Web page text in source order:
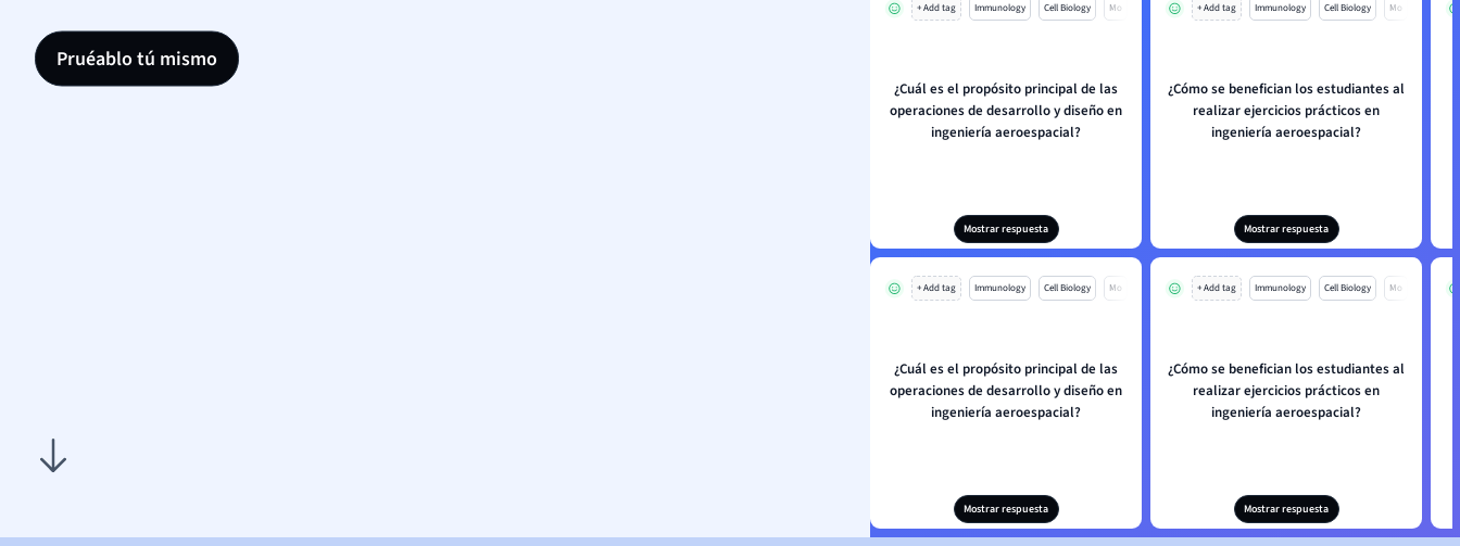
Pruéablo tú mismo
+ Add tag Immunology Cell Biology Mo
¿Cuál es el propósito principal de las
operaciones de desarrollo y diseño en
ingeniería aeroespacial?
Mostrar respuesta
+ Add tag Immunology Cell Biology Mo
¿Cómo se benefician los estudiantes al
realizar ejercicios prácticos en
ingeniería aeroespacial?
Mostrar respuesta
+ Add tag Immunology Cell Biology Mo
¿Cuál es el propósito principal de las
operaciones de desarrollo y diseño en
ingeniería aeroespacial?
Mostrar respuesta
+ Add tag Immunology Cell Biology Mo
¿Cómo se benefician los estudiantes al
realizar ejercicios prácticos en
ingeniería aeroespacial?
Mostrar respuesta